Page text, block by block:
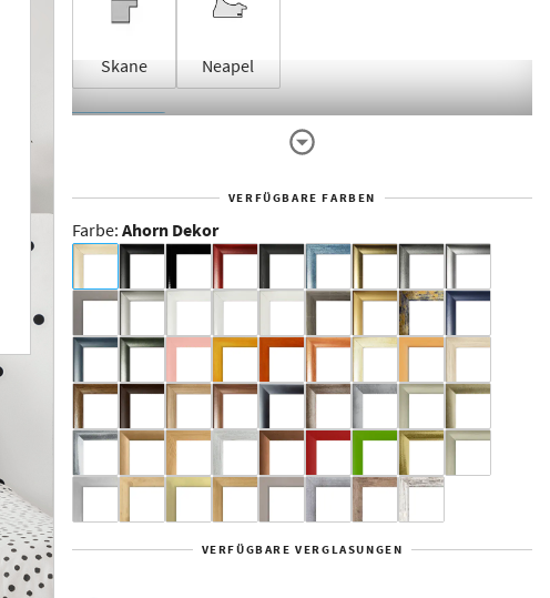
Skane Neapel
Dakota -
Rahmenloser
Aluminium
Yukon Alaska
VERFÜGBARE FARBEN
Farbe: Ahorn Dekor
VERFÜGBARE VERGLASUNGEN